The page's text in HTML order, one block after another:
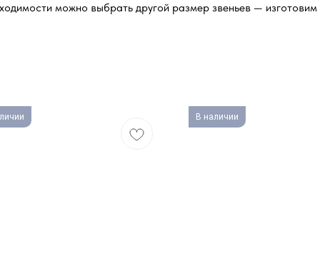
можно выбрать другой размер звеньев — изготовим
В наличии